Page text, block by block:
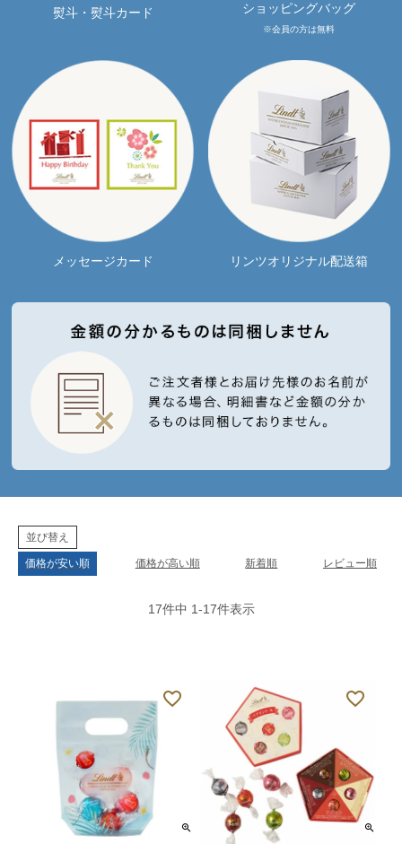
熨斗・熨斗カード ショッピングバッグ
※会員の方は無料
メッセージカード リンツオリジナル配送箱
並び替え
価格が安い順 価格が高い順 新着順 レビュー順
17件中 1-17件表示